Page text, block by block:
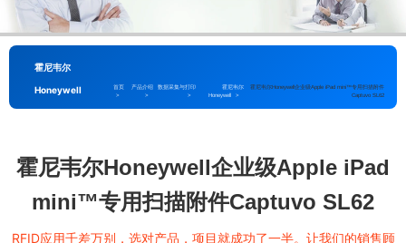
霍尼韦尔
Honeywell
首页
>
产品介绍
>
数据采集与打印
>
霍尼韦尔
Honeywell
>
霍尼韦尔Honeywell企业级Apple iPad mini™专用扫描附件
Captuvo SL62
霍尼韦尔Honeywell企业级Apple iPad
mini™专用扫描附件Captuvo SL62
RFID应用千差万别，选对产品，项目就成功了一半。让我们的销售顾